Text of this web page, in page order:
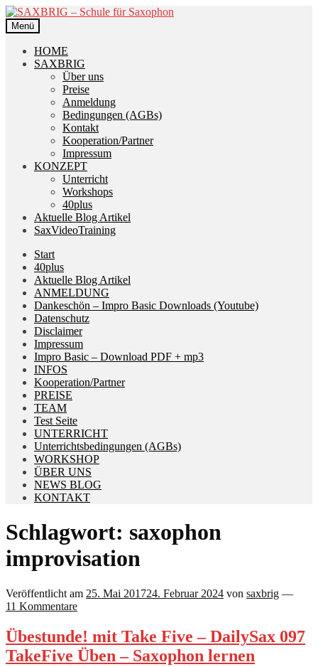
Zur
Navigation
springen
Zum
Inhalt
springen
Menü
HOME
SAXBRIG
Über uns
Preise
Anmeldung
Bedingungen (AGBs)
Kontakt
Kooperation/Partner
Impressum
KONZEPT
Unterricht
Workshops
40plus
Aktuelle Blog Artikel
SaxVideoTraining
Start
40plus
Aktuelle Blog Artikel
ANMELDUNG
Dankeschön – Impro Basic Downloads (Youtube)
Datenschutz
Disclaimer
Impressum
Impro Basic – Download PDF + mp3
INFOS
Kooperation/Partner
PREISE
TEAM
Test Seite
UNTERRICHT
Unterrichtsbedingungen (AGBs)
WORKSHOP
ÜBER UNS
NEWS BLOG
KONTAKT
Schlagwort: saxophon
improvisation
Veröffentlicht am 25. Mai 201724. Februar 2024 von saxbrig —
11 Kommentare
Übestunde! mit Take Five – DailySax 097
TakeFive Üben – Saxophon lernen